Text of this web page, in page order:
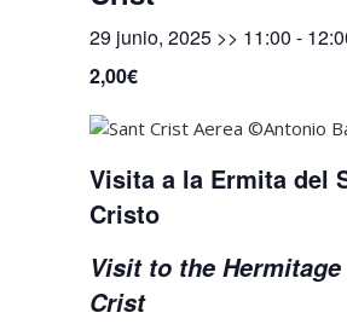
29 junio, 2025 >> 11:00 -
2,00€
Visita a la Ermita del
Cristo
Visit to the
Crist